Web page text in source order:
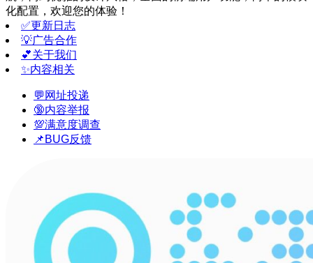
化配置，欢迎您的体验！
✅更新日志
💡广告合作
💕关于我们
✨内容相关
💬网址投递
🔞内容举报
💯满意度调查
📌BUG反馈